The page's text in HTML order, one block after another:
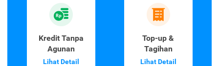
Kredit Tanpa
Agunan
Lihat Detail
Top-up &
Tagihan
Lihat Detail